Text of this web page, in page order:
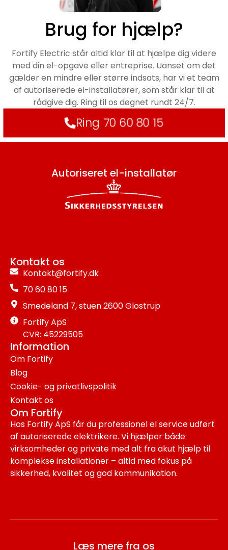
Brug for hjælp?
Fortify Electric står altid klar til at hjælpe dig videre
med din el-opgave eller entreprise. Uanset om det
gælder en mindre eller større indsats, har vi et team
af autoriserede el-installatører, som står klar til at
rådgive dig. Ring til os døgnet rundt 24/7.
Ring 70 60 80 15
Autoriseret el-installatør
Kontakt os
Kontakt@fortify.dk
70 60 80 15
Smedeland 7, stuen 2600 Glostrup
Fortify ApS
CVR: 45229505
Information
Om Fortify
Blog
Cookie- og privatlivspolitik
Kontakt os
Om Fortify
Hos Fortify ApS får du professionel el service udført
af autoriserede elektrikere. Vi hjælper både
virksomheder og private med alt fra akut hjælp til
komplekse installationer – altid med fokus på
sikkerhed, kvalitet og god kommunikation.
Læs mere fra os